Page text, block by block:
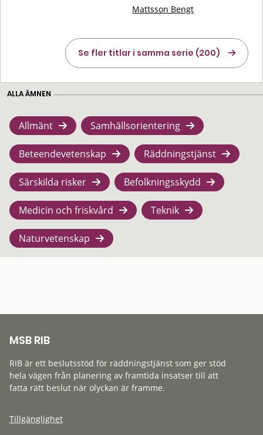
Mattsson Bengt
Se fler titlar i samma serie (200)
ALLA ÄMNEN
Allmänt Samhällsorientering
Beteendevetenskap Räddningstjänst
Särskilda risker Befolkningsskydd
Medicin och friskvård Teknik
Naturvetenskap
MSB RIB
RIB är ett beslutsstöd för räddningstjänst som ger stöd
hela vägen från planering av framtida insatser till att
fatta rätt beslut när olyckan är framme.
Tillgänglighet